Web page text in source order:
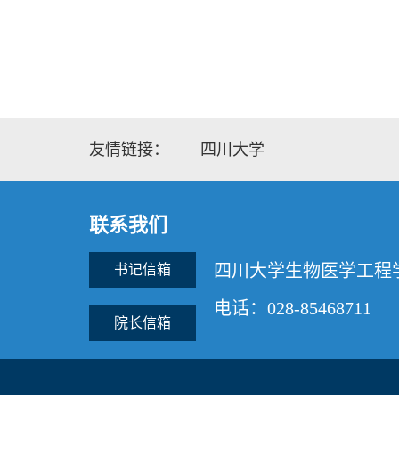
友情链接： 四川大学
联系我们
书记信箱
院长信箱
四川大学生物医学工程
电话：028-85468711